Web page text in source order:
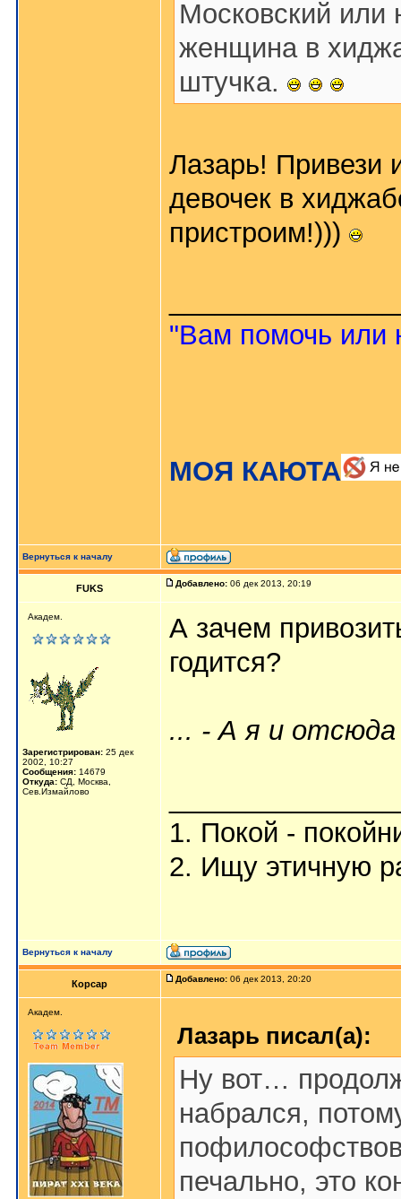
Московский или
женщина в
штучка.
Лазарь! Привези
девочек в
пристроим!)))
"Вам помочь или
МОЯ КАЮТА
Вернуться к началу
FUKS Добавлено: 06 дек 2013, 20:19
Академ.
Зарегистрирован: 25 дек
2002, 10:27
Сообщения: 14679
Откуда: СД, Москва,
Сев.Измайлово
А зачем
годится?
... - А я и
1. Покой -
2. Ищу этичную
Вернуться к началу
Корсар Добавлено: 06 дек 2013, 20:20
Aкaдeм.
Лазарь писал(а):
Ну вот…
набрался,
печально, это